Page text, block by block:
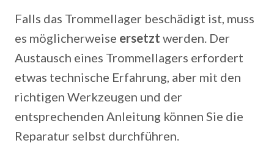
Falls das Trommellager beschädigt ist, muss
es möglicherweise ersetzt werden. Der
Austausch eines Trommellagers erfordert
etwas technische Erfahrung, aber mit den
richtigen Werkzeugen und der
entsprechenden Anleitung können Sie die
Reparatur selbst durchführen.